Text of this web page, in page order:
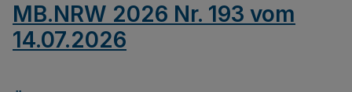
MB.NRW 2026 Nr. 193 vom
14.07.2026